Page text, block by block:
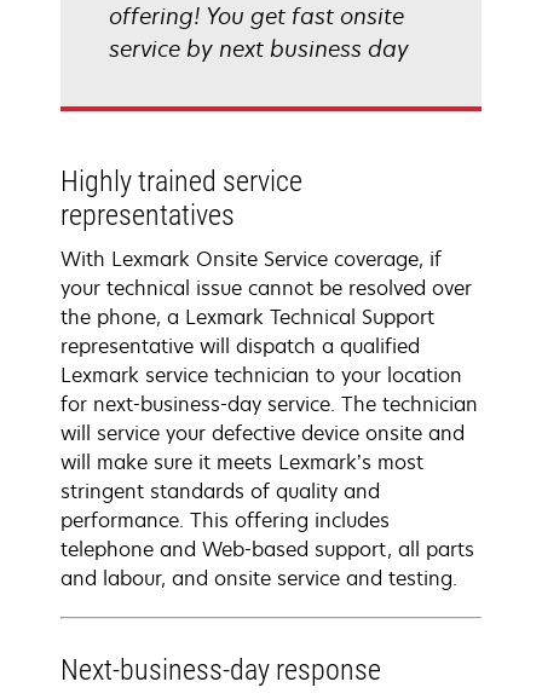
offering! You get fast onsite
service by next business day
Highly trained service
representatives
With Lexmark Onsite Service coverage, if
your technical issue cannot be resolved over
the phone, a Lexmark Technical Support
representative will dispatch a qualified
Lexmark service technician to your location
for next-business-day service. The technician
will service your defective device onsite and
will make sure it meets Lexmark’s most
stringent standards of quality and
performance. This offering includes
telephone and Web-based support, all parts
and labour, and onsite service and testing.
Next-business-day response